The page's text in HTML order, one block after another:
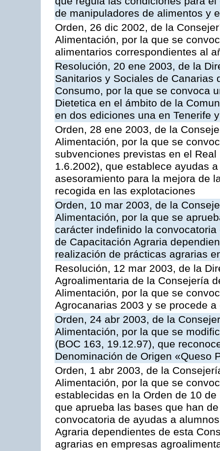
de manipuladores de alimentos y
Orden, 26 dic 2002, de la
Alimentación, por la que se
alimentarios correspondientes al
Resolución, 20 ene 2003, de la
Sanitarios y Sociales de Canarias
Consumo, por la que se convoca
Dietetica en el ámbito de la
en dos ediciones una en Tenerife
Orden, 28 ene 2003, de la
Alimentación, por la que se
subvenciones previstas en el
1.6.2002), que establece ayudas
asesoramiento para la mejora de
recogida en las explotaciones
Orden, 10 mar 2003, de la
Alimentación, por la que se
carácter indefinido la
de Capacitación Agraria
realización de prácticas agrarias
Resolución, 12 mar 2003, de la
Agroalimentaria de la Consejería
Alimentación, por la que se
Agrocanarias 2003 y se procede
Orden, 24 abr 2003, de la
Alimentación, por la que se
(BOC 163, 19.12.97), que
Denominación de Origen «Queso
Orden, 1 abr 2003, de la
Alimentación, por la que se
establecidas en la Orden de 10
que aprueba las bases que han
convocatoria de ayudas a
Agraria dependientes de esta
agrarias en empresas